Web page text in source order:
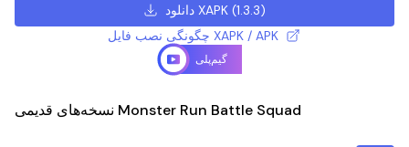
دانلود XAPK(1.3.3)
چگونگی نصب فایل XAPK / APK
گیم‌پلی
نسخه‌های قدیمی Monster Run Battle Squad